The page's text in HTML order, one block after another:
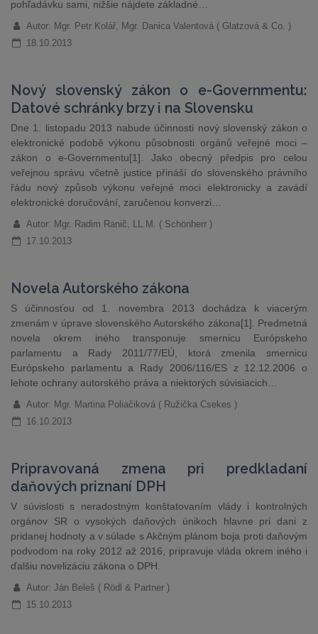
pohľadávku sami, nižšie nájdete základné…
Autor: Mgr. Petr Kolář, Mgr. Danica Valentová ( Glatzová & Co. )
18.10.2013
Nový slovenský zákon o e-Governmentu:
Datové schránky brzy i na Slovensku
Dne 1. listopadu 2013 nabude účinnosti nový slovenský zákon o
elektronické podobě výkonu působnosti orgánů veřejné moci –
zákon o e-Governmentu[1]. Jako obecný předpis pro celou
veřejnou správu včetně justice přináší do slovenského právního
řádu nový způsob výkonu veřejné moci elektronicky a zavádí
elektronické doručování, zaručenou konverzi…
Autor: Mgr. Radim Ranič, LL.M. ( Schönherr )
17.10.2013
Novela Autorského zákona
S účinnosťou od 1. novembra 2013 dochádza k viacerým
zmenám v úprave slovenského Autorského zákona[1]. Predmetná
novela okrem iného transponuje smernicu Európskeho
parlamentu a Rady 2011/77/EÚ, ktorá zmenila smernicu
Európskeho parlamentu a Rady 2006/116/ES z 12.12.2006 o
lehote ochrany autorského práva a niektorých súvisiacich…
Autor: Mgr. Martina Poliačiková ( Ružička Csekes )
16.10.2013
Pripravovaná zmena pri predkladaní
daňových priznaní DPH
V súvislosti s neradostným konštatovaním vlády i kontrolných
orgánov SR o vysokých daňových únikoch hlavne pri dani z
pridanej hodnoty a v súlade s Akčným plánom boja proti daňovým
podvodom na roky 2012 až 2016, pripravuje vláda okrem iného i
ďalšiu novelizáciu zákona o DPH.
Autor: Ján Beleš ( Rödl & Partner )
15.10.2013